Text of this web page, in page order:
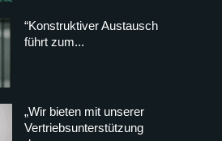
“Konstruktiver Austausch
führt zum...
„Wir bieten mit unserer
Vertriebsunterstützung